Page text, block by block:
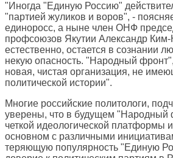
"Иногда "Единую Россию"
"партией жуликов и воров", -
единоросс, а ныне член ОНФ
профсоюзов Якутии Александр Ким-
естественно, остается в сознании
некую опасность. "Народный
новая, чистая организация, не
политической истории".
Многие российские политологи,
уверены, что в будущем
четкой идеологической платформы
основном с различными
теряющую популярность "Единую